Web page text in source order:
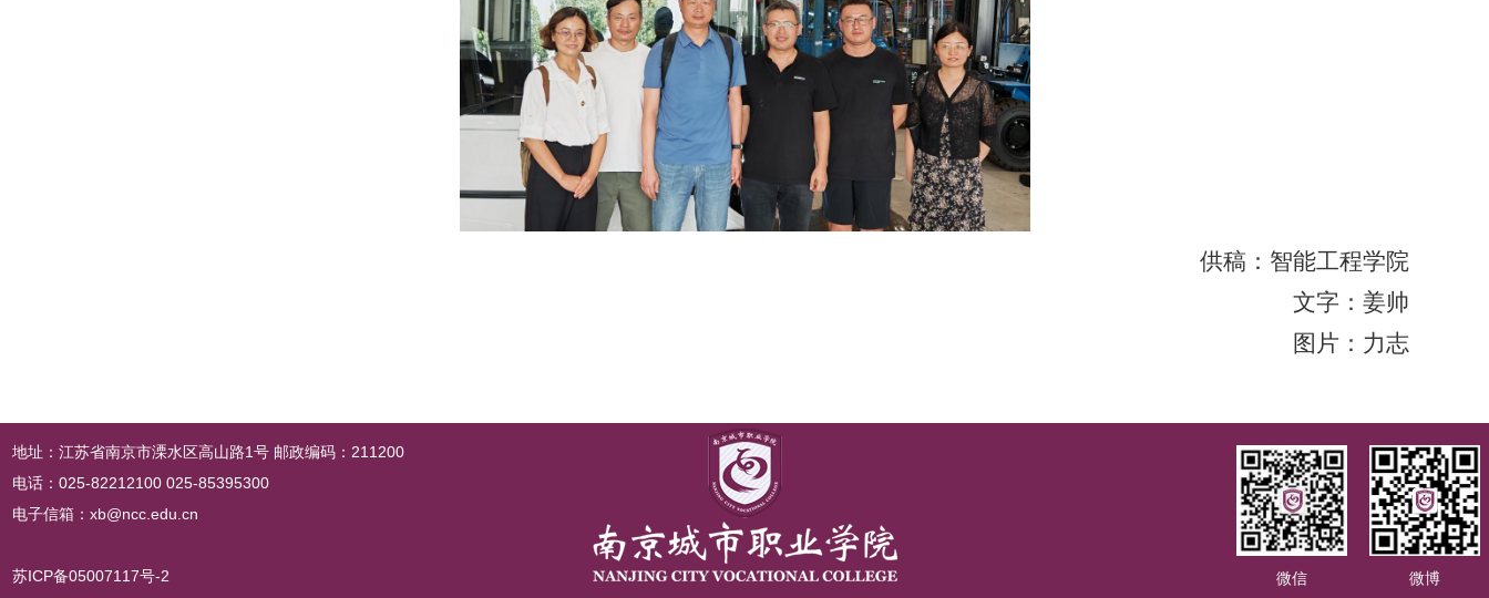
供稿：智能工程学院
文字：姜帅
图片：力志
地址：江苏省南京市溧水区高山路1号 邮政编码：211200
电话：025-82212100 025-85395300
电子信箱：xb@ncc.edu.cn
苏ICP备05007117号-2 微信 微博